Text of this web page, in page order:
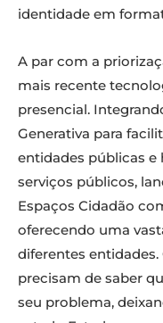
identidade em
A par com a
mais recente
presencial.
Generativa para
entidades públicas e
serviços públicos,
Espaços Cidadão
oferecendo uma
diferentes
precisam de saber
seu problema,